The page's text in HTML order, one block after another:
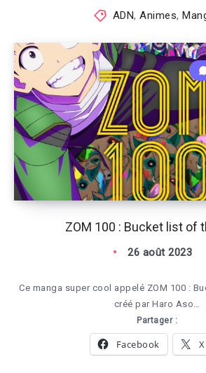
ADN, Animes,
ZOM 100 : Bucket list of
26 août 2023
Ce manga super cool appelé ZOM 100 :
créé par Haro Aso…
Partager :
Facebook X